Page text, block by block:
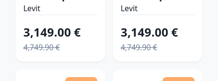
29"-27,5" -
Lime black
pearl - XL
Levit
3,149.00 €
4,749.90 €
29"-27,5" -
Lime black
pearl - L (18,5",
Levit
3,149.00 €
4,749.90 €